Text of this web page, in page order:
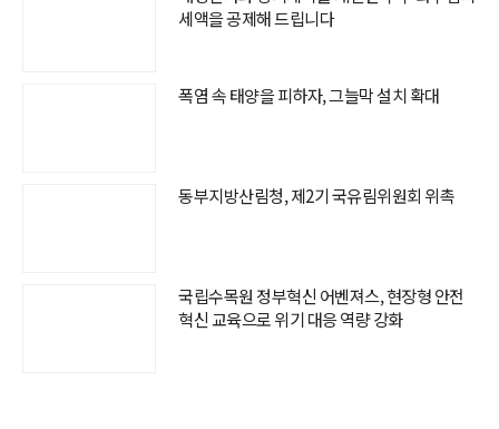
세액을 공제해 드립니다
폭염 속 태양을 피하자, 그늘막 설치 확대
동부지방산림청, 제2기 국유림위원회 위촉
국립수목원 정부혁신 어벤져스, 현장형 안전
혁신 교육으로 위기 대응 역량 강화